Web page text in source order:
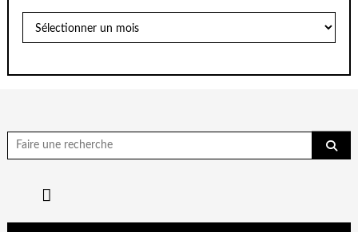
pour: